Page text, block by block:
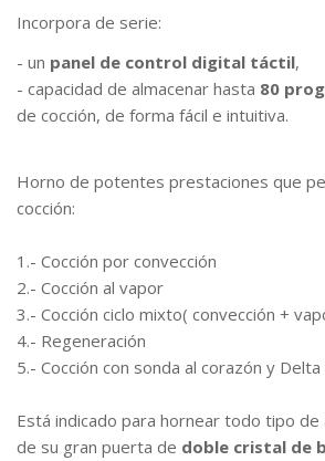
Incorpora de serie:
- un panel de control digital táctil,
- capacidad de almacenar hasta 80
de cocción, de forma fácil e intuitiva.
Horno de potentes prestaciones que
cocción:
1.- Cocción por convección
2.- Cocción al vapor
3.- Cocción ciclo mixto( convección +
4.- Regeneración
5.- Cocción con sonda al corazón y Delta
Está indicado para hornear todo tipo
de su gran puerta de doble cristal de